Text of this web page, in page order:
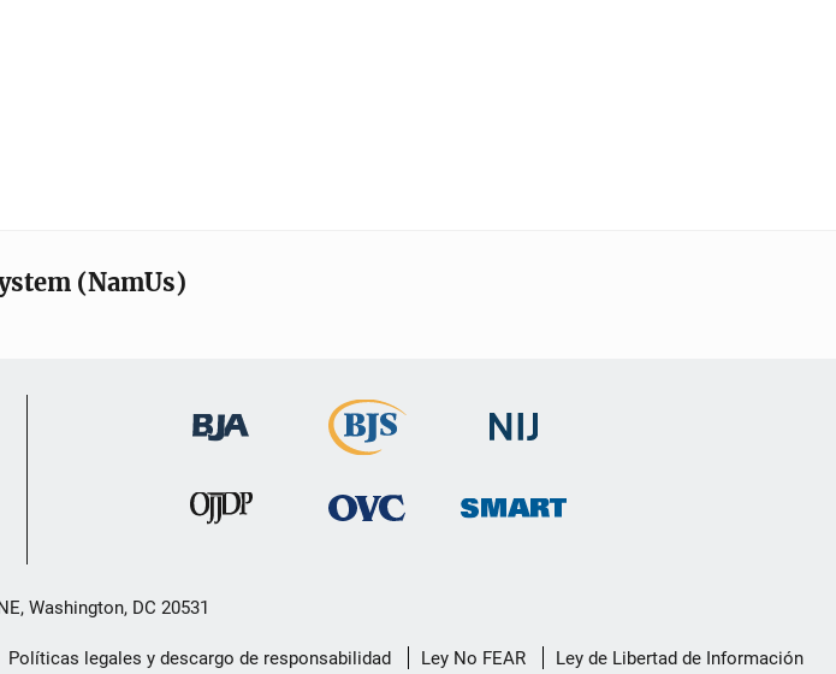
(NamUs)
Washington, DC 20531
Políticas legales y descargo de responsabilidad Ley No FEAR Ley de Libertad de Información